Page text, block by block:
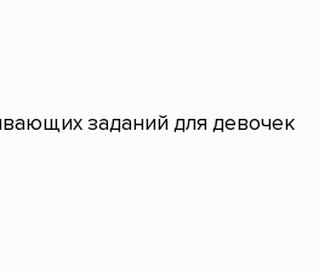
заданий для девочек